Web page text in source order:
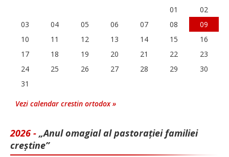
01
02
03
04 05 06 07 08
09
10
11 12 13 14 15
16
17
18 19 20 21 22
23
24
25 26 27 28 29
30
31
Vezi calendar crestin ortodox »
2026 - „Anul omagial al pastorației familiei
creștine”